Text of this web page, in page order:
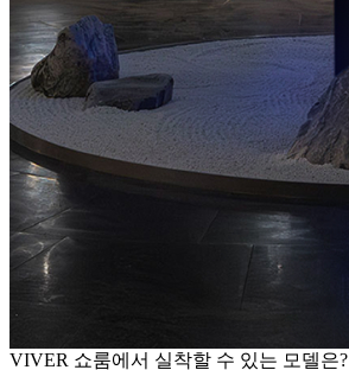
VIVER 쇼룸에서 실착할 수 있는 모델은?